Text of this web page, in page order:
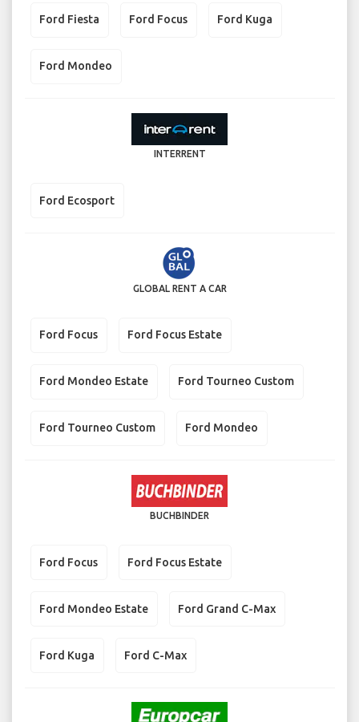
Ford Fiesta Ford Focus Ford Kuga
Ford Mondeo
INTERRENT
Ford Ecosport
GLOBAL RENT A CAR
Ford Focus Ford Focus Estate
Ford Mondeo Estate Ford Tourneo Custom
Ford Tourneo Custom Ford Mondeo
BUCHBINDER
Ford Focus Ford Focus Estate
Ford Mondeo Estate Ford Grand C-Max
Ford Kuga Ford C-Max